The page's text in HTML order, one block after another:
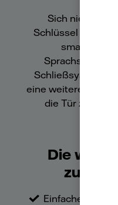
Sich nie
Schlüssel
smarte
Schließsystemen
eine weitere Sorge
die Tür zu
Die
Einfache